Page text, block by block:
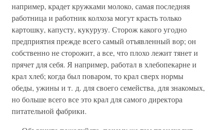
например, крадет кружками молоко, самая последняя
работница и работник колхоза могут красть только
картошку, капусту, кукурузу. Сторож какого угодно
предприятия прежде всего самый отъявленный вор; он
собственно не сторожит, а все, что плохо лежит тянет и
прячет для себя. Я например, работал в хлебопекарне и
крал хлеб; когда был поваром, то крал сверх нормы
обеды, ужины и т. д. для своего семейства, для знакомых,
но больше всего все это крал для самого директора
питательной фабрики.